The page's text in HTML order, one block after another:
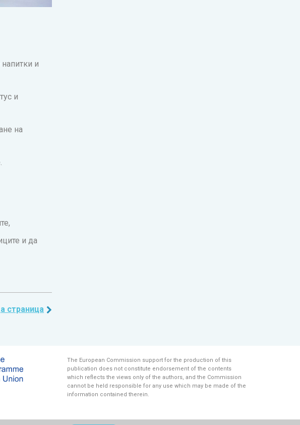
и
и
на
и да
страница
The European Commission support for the production of this
publication does not constitute endorsement of the contents
which reflects the views only of the authors, and the Commission
cannot be held responsi­ble for any use which may be made of the
information contained therein.